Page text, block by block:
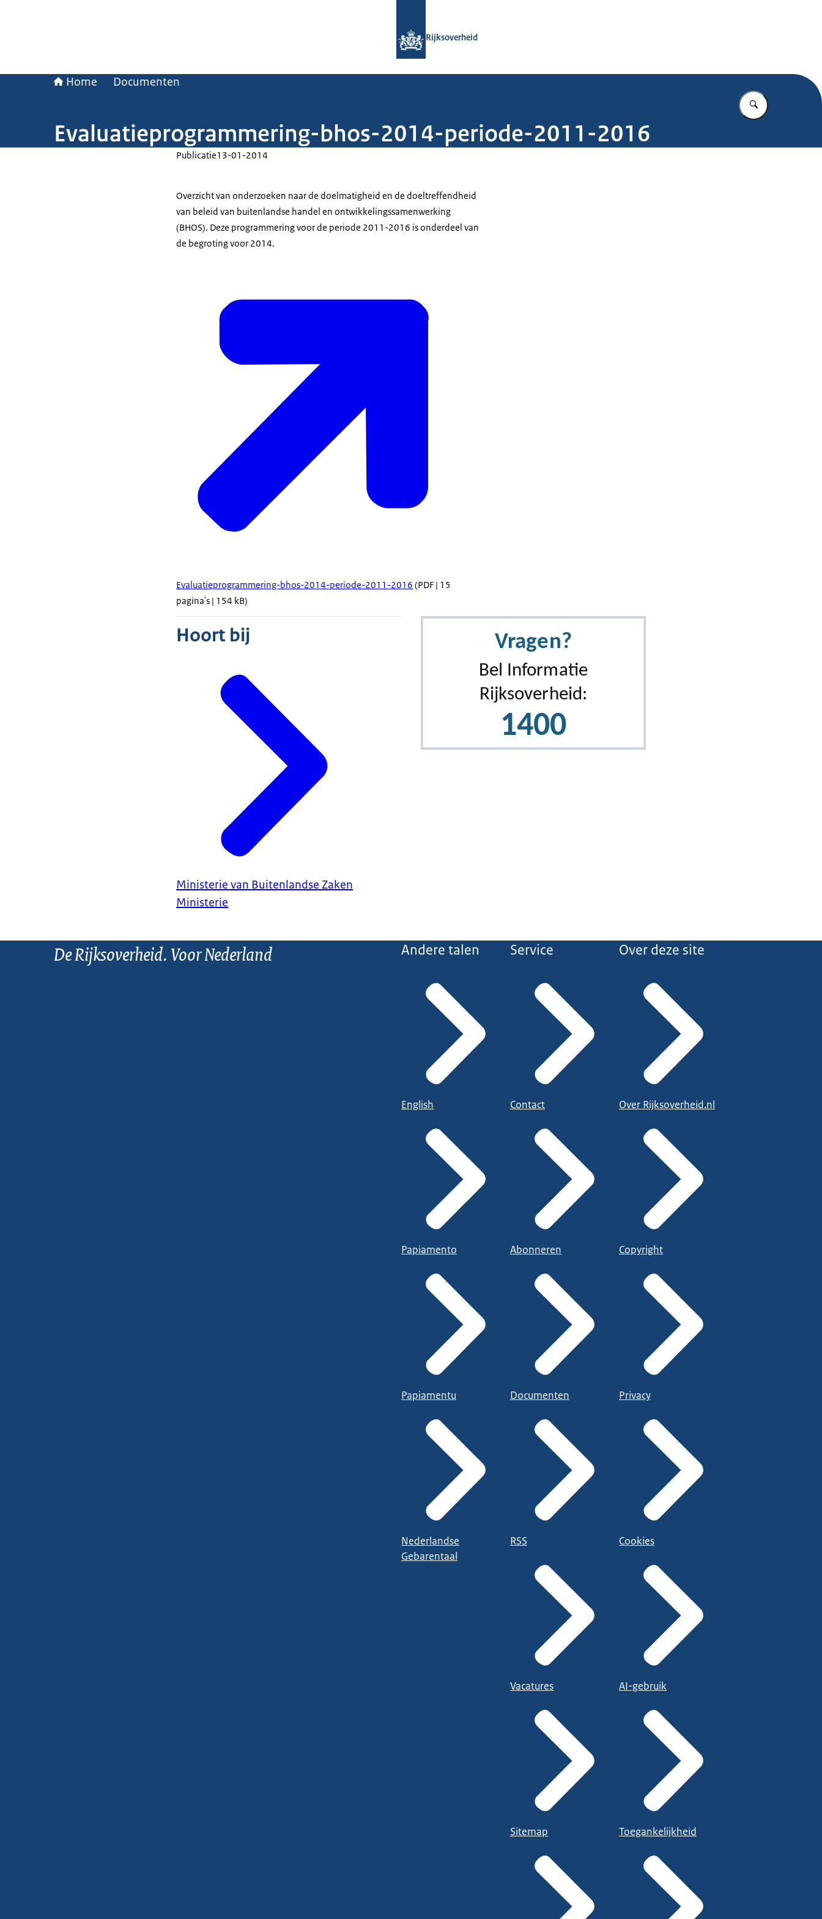
Rijksoverheid
Home Documenten
Vul in wat u
Evaluatieprogrammering-bhos-2014-periode-2011-2016
Publicatie13-01-2014
Overzicht van onderzoeken naar de doelmatigheid en de doeltreffendheid
van beleid van buitenlandse handel en ontwikkelingssamenwerking
(BHOS). Deze programmering voor de periode 2011-2016 is onderdeel van
de begroting voor 2014.
Evaluatieprogrammering-bhos-2014-periode-2011-2016 (PDF | 15
pagina's | 154 kB)
Hoort bij
Ministerie van Buitenlandse Zaken
Ministerie
De Rijksoverheid. Voor Nederland Andere talen
English
Papiamento
Papiamentu
Nederlandse
Gebarentaal
Service
Contact
Abonneren
Documenten
RSS
Vacatures
Sitemap
Over deze site
Over Rijksoverheid.nl
Copyright
Privacy
Cookies
AI-gebruik
Toegankelijkheid